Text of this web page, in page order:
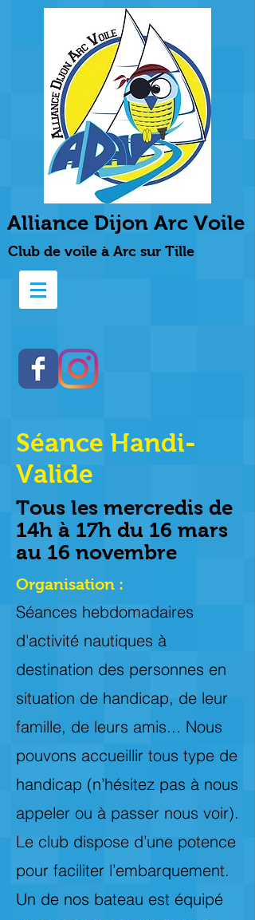
Alliance Dijon Arc Voile
Club de voile à Arc sur Tille
Séance Handi-
Valide
Tous les mercredis de
14h à 17h du 16 mars
au 16 novembre
Organisation :
Séances hebdomadaires
d'activité nautiques à
destination des personnes en
situation de handicap, de leur
famille, de leurs amis... Nous
pouvons accueillir tous type de
handicap (n’hésitez pas à nous
appeler ou à passer nous voir).
Le club dispose d’une potence
pour faciliter l’embarquement.
Un de nos bateau est équipé